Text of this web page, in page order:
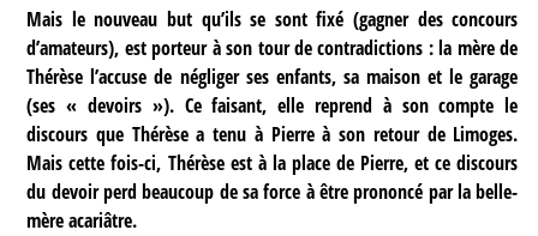
Mais le nouveau but qu’ils se sont fixé (gagner des concours
d’amateurs), est porteur à son tour de contradictions : la mère de
Thérèse l’accuse de négliger ses enfants, sa maison et le garage
(ses « devoirs »). Ce faisant, elle reprend à son compte le
discours que Thérèse a tenu à Pierre à son retour de Limoges.
Mais cette fois-ci, Thérèse est à la place de Pierre, et ce discours
du devoir perd beaucoup de sa force à être prononcé par la belle-
mère acariâtre.